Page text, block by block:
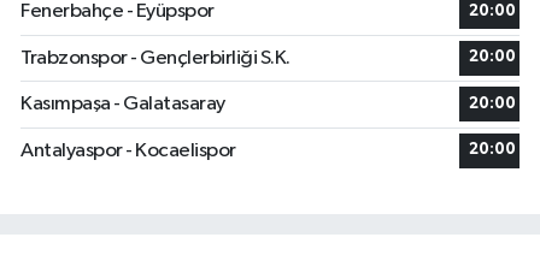
Fenerbahçe - Eyüpspor 20:00
Trabzonspor - Gençlerbirliği S.K. 20:00
Kasımpaşa - Galatasaray 20:00
Antalyaspor - Kocaelispor 20:00